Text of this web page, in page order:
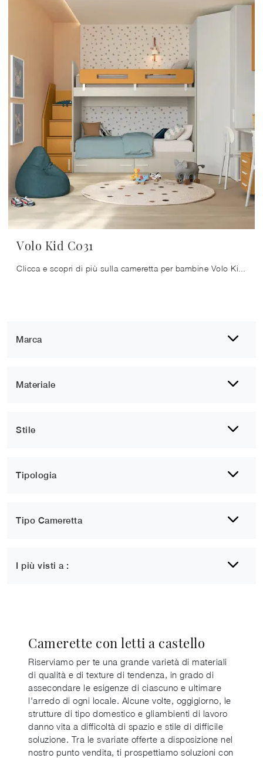
Marca
Materiale
Stile
Tipologia
Tipo Cameretta
I più visti a :
Volo Kid C031
Camerette con letti a castello
Riserviamo per te una grande varietà di materiali
di qualità e di texture di tendenza, in grado di
assecondare le esigenze di ciascuno e ultimare
l'arredo di ogni locale. Alcune volte, oggigiorno, le
strutture di tipo domestico e gliambienti di lavoro
danno vita a difficoltà di spazio e stile di difficile
soluzione. Tra le svariate offerte a disposizione nel
nostro punto vendita, ti prospettiamo soluzioni con